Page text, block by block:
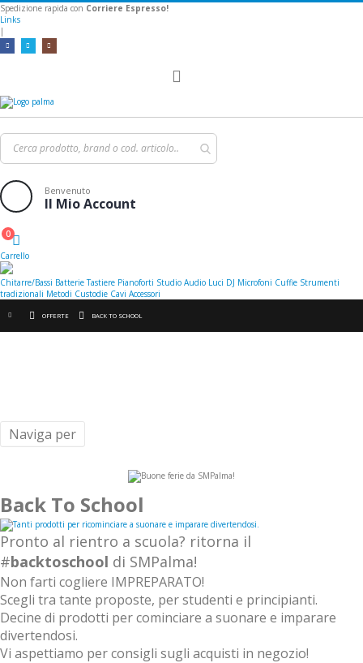
Spedizione rapida con Corriere Espresso!
Links
|
Benvenuto
Il Mio Account
Cart
0
Carrello
Chitarre/Bassi Batterie Tastiere Pianoforti Studio Audio Luci DJ Microfoni Cuffie Strumenti
tradizionali Metodi Custodie Cavi Accessori
OFFERTE BACK TO SCHOOL
Back To School
Pronto al rientro a scuola? ritorna il
#backtoschool di SMPalma!
Non farti cogliere IMPREPARATO!
Scegli tra tante proposte, per studenti e principianti.
Decine di prodotti per cominciare a suonare e imparare
divertendosi.
Vi aspettiamo per consigli sugli acquisti in negozio!
Naviga per